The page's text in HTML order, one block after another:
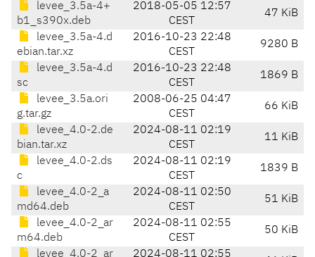
levee_3.5a-4+
b1_s390x.deb
2018-05-05 12:57
CEST
47 KiB
levee_3.5a-4.d
ebian.tar.xz
2016-10-23 22:48
CEST
9280 B
levee_3.5a-4.d
sc
2016-10-23 22:48
CEST
1869 B
levee_3.5a.ori
g.tar.gz
2008-06-25 04:47
CEST
66 KiB
levee_4.0-2.de
bian.tar.xz
2024-08-11 02:19
CEST
11 KiB
levee_4.0-2.ds
c
2024-08-11 02:19
CEST
1839 B
levee_4.0-2_a
md64.deb
2024-08-11 02:50
CEST
51 KiB
levee_4.0-2_ar
m64.deb
2024-08-11 02:55
CEST
50 KiB
levee_4.0-2_ar
2024-08-11 02:55